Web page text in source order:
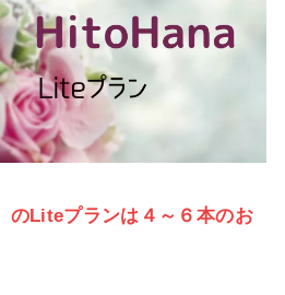
のLiteプランは４～６本のお